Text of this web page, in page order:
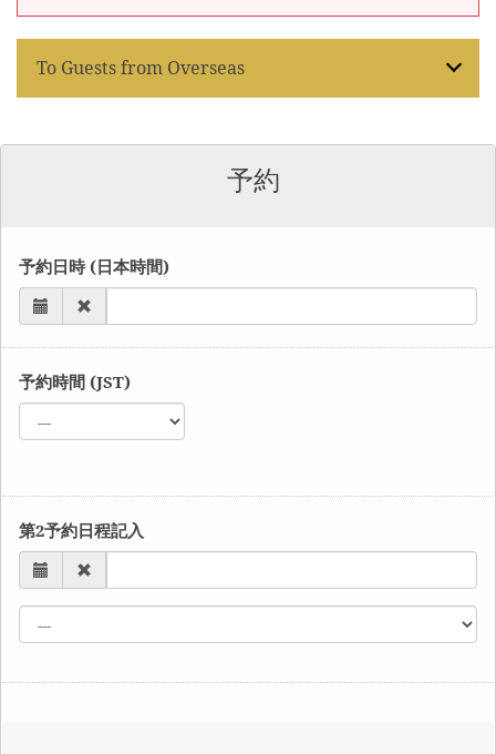
To Guests from Overseas
reservations for Japanese-speakers. In order to
avoid any miscommunication regarding allergies
and restaurant rules etc, please make a
English 繁体中文
簡体中文
予約
予約日時 (日本時間)
予約時間 (JST)
第2予約日程記入